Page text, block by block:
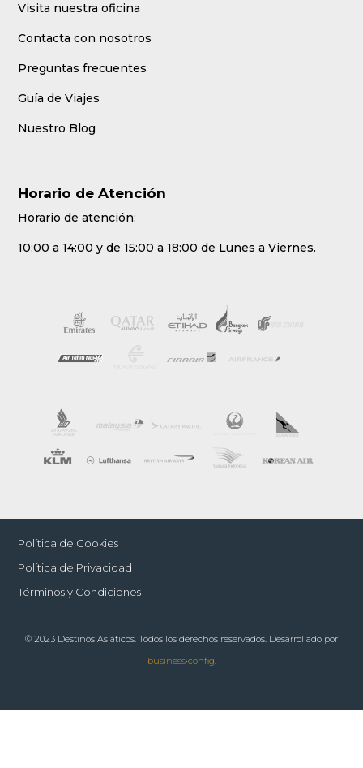
Visita nuestra oficina
Contacta con nosotros
Preguntas frecuentes
Guía de Viajes
Nuestro Blog
Horario de Atención
Horario de atención:
10:00 a 14:00 y de 15:00 a 18:00 de Lunes a Viernes.
Política de Cookies
Política de Privacidad
Términos y Condiciones
© 2023 Destinos Asiáticos. Todos los derechos reservados. Desarrollado por
business•config.